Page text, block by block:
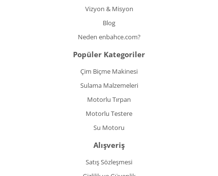
Vizyon & Misyon
Blog
Neden enbahce.com?
Popüler Kategoriler
Çim Biçme Makinesi
Sulama Malzemeleri
Motorlu Tırpan
Motorlu Testere
Su Motoru
Alışveriş
Satış Sözleşmesi